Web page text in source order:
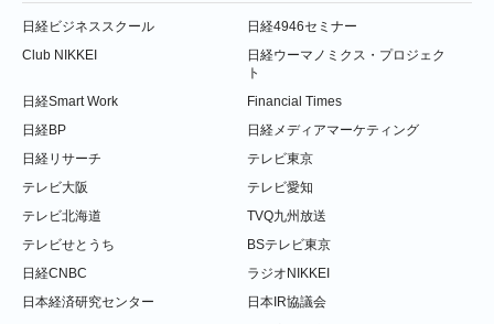
日経ビジネススクール
日経4946セミナー
Club NIKKEI
日経ウーマノミクス・プロジェク
ト
日経Smart Work
Financial Times
日経BP
日経メディアマーケティング
日経リサーチ
テレビ東京
テレビ大阪
テレビ愛知
テレビ北海道
TVQ九州放送
テレビせとうち
BSテレビ東京
日経CNBC
ラジオNIKKEI
日本経済研究センター
日本IR協議会